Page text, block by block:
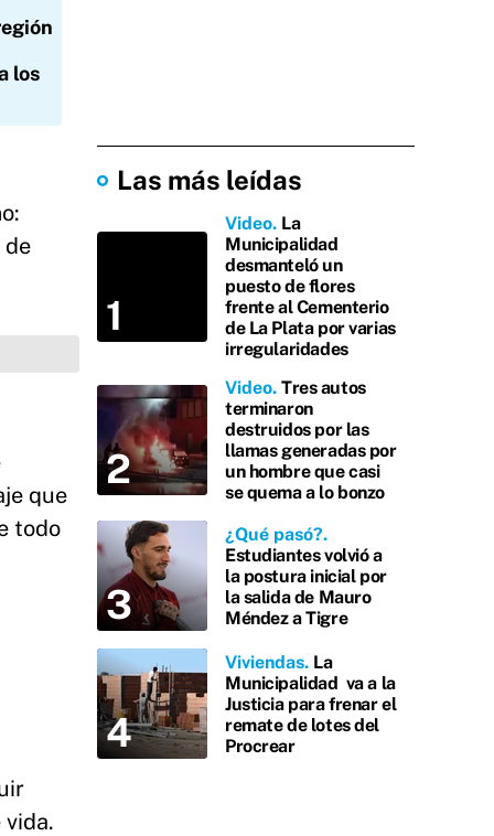
los
de
que
todo
Las más leídas
Video La
Municipalidad
desmanteló un
puesto de flores
frente al Cementerio
de La Plata por varias
irregularidades
Video Tres autos
terminaron
destruidos por las
llamas generadas por
un hombre que casi
se quema a lo bonzo
¿Qué pasó?
Estudiantes volvió a
la postura inicial por
la salida de Mauro
Méndez a Tigre
Viviendas La
Municipalidad va a la
Justicia para frenar el
remate de lotes del
Procrear